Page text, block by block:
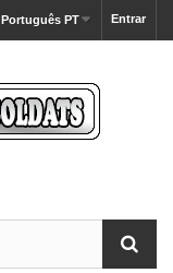
Entrar
Português PT